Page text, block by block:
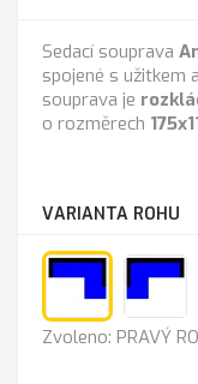
Sedací souprava
spojené s užitkem
souprava je
o rozměrech
VARIANTA ROHU
PRAVÝ
Zvoleno: PRAVÝ